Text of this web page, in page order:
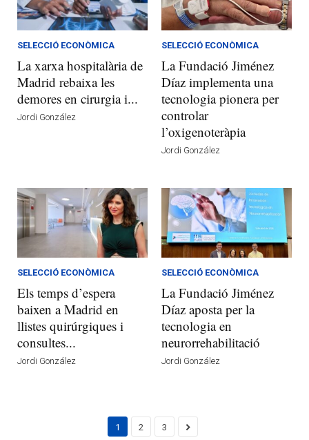
SELECCIÓ ECONÒMICA
La xarxa hospitalària de
Madrid rebaixa les
demores en cirurgia i...
Jordi González
SELECCIÓ ECONÒMICA
La Fundació Jiménez
Díaz implementa una
tecnologia pionera per
controlar
l’oxigenoteràpia
Jordi González
SELECCIÓ ECONÒMICA
Els temps d’espera
baixen a Madrid en
llistes quirúrgiques i
consultes...
Jordi González
SELECCIÓ ECONÒMICA
La Fundació Jiménez
Díaz aposta per la
tecnologia en
neurorrehabilitació
Jordi González
1 2 3